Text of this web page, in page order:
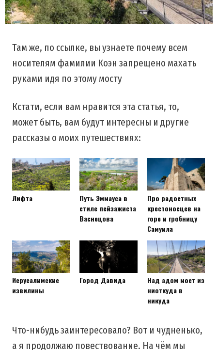
Там же, по ссылке, вы узнаете почему всем
носителям фамилии Коэн запрещено махать
руками идя по этому мосту
Кстати, если вам нравится эта статья, то,
может быть, вам будут интересны и другие
рассказы о моих путешествиях:
Лифта
Путь Эммауса в
стиле пейзажиста
Васнецова
Про радостных
крестоносцев на
горе и гробницу
Самуила
Иерусалимские
извилины
Город Давида
Над адом мост из
ниоткуда в
никуда
Что-нибудь заинтересовало? Вот и чудненько,
а я продолжаю повествование. На чём мы